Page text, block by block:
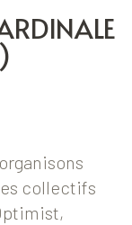
collectifs